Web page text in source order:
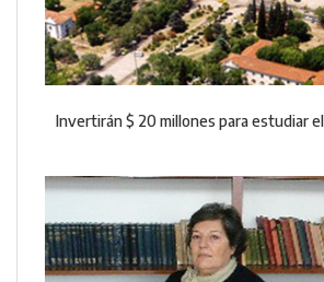
Invertirán $ 20 millones para estudiar